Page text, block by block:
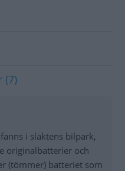
(7)
i släktens bilpark,
originalbatterier och
(tömmer) batteriet som